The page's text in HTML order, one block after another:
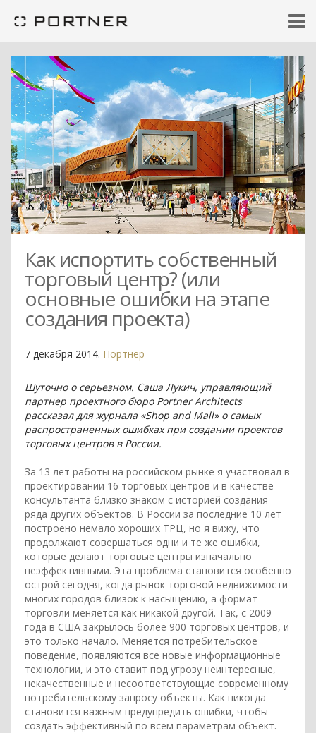
Как испортить собственный
торговый центр? (или
основные ошибки на этапе
создания проекта)
7 декабря 2014. Портнер
Шуточно о серьезном. Саша Лукич, управляющий
партнер проектного бюро Portner Architects
рассказал для журнала «Shop and Mall» o самых
распространенных ошибках при создании проектов
торговых центров в России.
За 13 лет работы на российском рынке я участвовал в
проектировании 16 торговых центров и в качестве
консультанта близко знаком с историей создания
ряда других объектов. В России за последние 10 лет
построено немало хороших ТРЦ, но я вижу, что
продолжают совершаться одни и те же ошибки,
которые делают торговые центры изначально
неэффективными. Эта проблема становится особенно
острой сегодня, когда рынок торговой недвижимости
многих городов близок к насыщению, а формат
торговли меняется как никакой другой. Так, с 2009
года в США закрылось более 900 торговых центров, и
это только начало. Меняется потребительское
поведение, появляются все новые информационные
технологии, и это ставит под угрозу неинтересные,
некачественные и несоответствующие современному
потребительскому запросу объекты. Как никогда
становится важным предупредить ошибки, чтобы
создать эффективный по всем параметрам объект.